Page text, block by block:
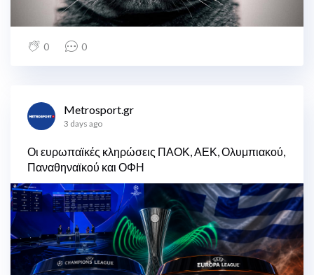
0 0
Metrosport.gr
3 days ago
Οι ευρωπαϊκές κληρώσεις ΠΑΟΚ, ΑΕΚ, Ολυμπιακού,
Παναθηναϊκού και ΟΦΗ